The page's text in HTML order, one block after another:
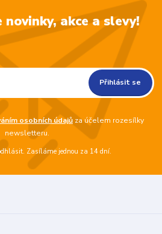
novinky, akce a slevy!
Přihlásit se
osobních údajůza účelem rozesílky
newsletteru.
Zasíláme jednou za 14 dní.